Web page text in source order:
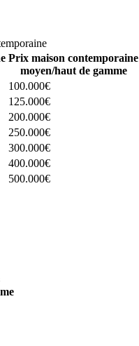
Prix maison contemporaine
moyen/haut de gamme
100.000€
125.000€
200.000€
250.000€
300.000€
400.000€
500.000€